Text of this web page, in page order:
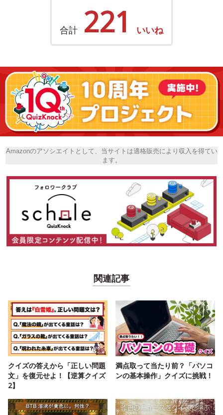
合計 221 いいね
Amazonのアソシエイトとして、当サイトは適格販売により収入を得てい
ます。
関連記事
クイズの答えから「正しい問題
文」を復元せよ！【逆算クイズ
2】
満点取って当たり前？「パソコ
ンの基本操作」クイズに挑戦！